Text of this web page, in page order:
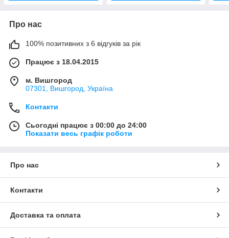
Про нас
100% позитивних з 6 відгуків за рік
Працює з 18.04.2015
м. Вишгород
07301, Вишгород, Україна
Контакти
Сьогодні працює з 00:00 до 24:00
Показати весь графік роботи
Про нас
Контакти
Доставка та оплата